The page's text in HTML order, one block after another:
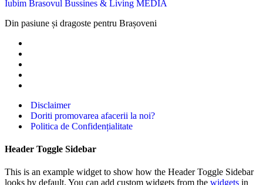
Iubim Brasovul Bussines & Living MEDIA
Din pasiune și dragoste pentru Brașoveni
Disclaimer
Doriti promovarea afacerii la noi?
Politica de Confidențialitate
Header Toggle Sidebar
This is an example widget to show how the Header Toggle Sidebar
looks by default. You can add custom widgets from the widgets in